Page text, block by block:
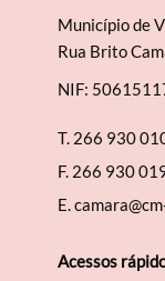
Município de
Rua Brito
NIF:
T. 266 930
F. 266 930
E.
Acessos